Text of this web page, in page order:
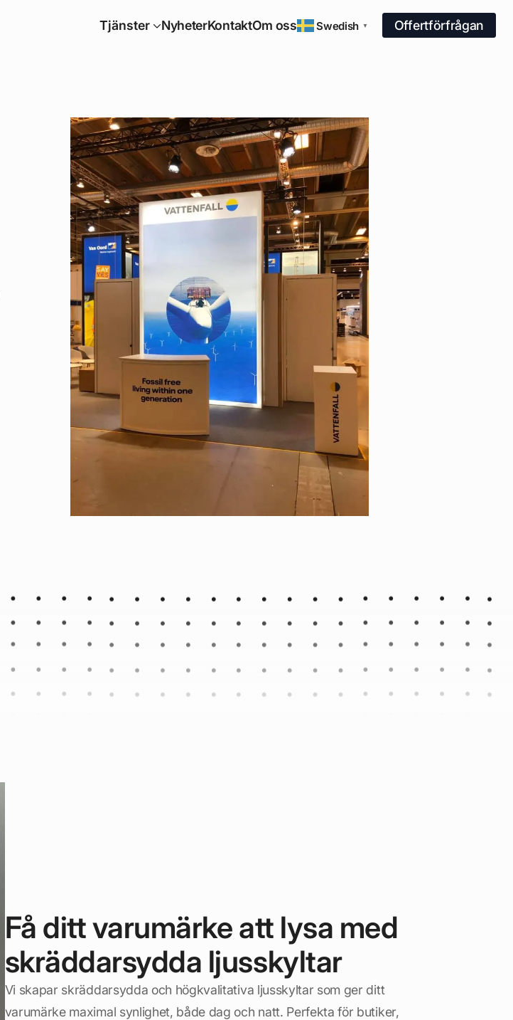
Tjänster NyheterKontaktOm oss Swedish ▼ Offertförfrågan
Få ditt varumärke att lysa med
skräddarsydda ljusskyltar
Vi skapar skräddarsydda och högkvalitativa ljusskyltar som ger ditt
varumärke maximal synlighet, både dag och natt. Perfekta för butiker,